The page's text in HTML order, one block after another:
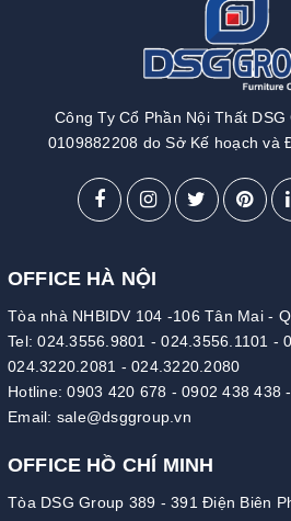
Công Ty Cổ Phần Nội Thất DSG
0109882208 do Sở Kế hoạch và
OFFICE HÀ NỘI
Tòa nhà NHBIDV 104 -106 Tân Mai -
Tel:024.3556.9801 -024.3556.1101 -
024.3220.2081 - 024.3220.2080
Hotline:0903 420 678 - 0902 438 438 -
Email: sale@dsggroup.vn
OFFICE HỒ CHÍ MINH
Tòa DSG Group 389 - 391 Điện Biên